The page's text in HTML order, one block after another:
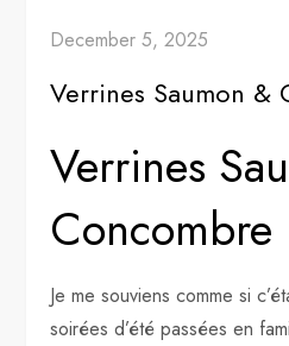
December 5, 2025
Verrines Saumon &
Verrines
Concombre
Je me souviens comme si
soirées d’été passées en